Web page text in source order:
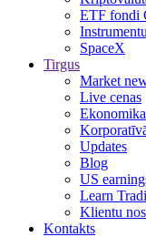
ETF fondi
SpaceX
Tirgus
Market
Live cenas
Updates
Blog
US
Learn
Klientu
Kontakts